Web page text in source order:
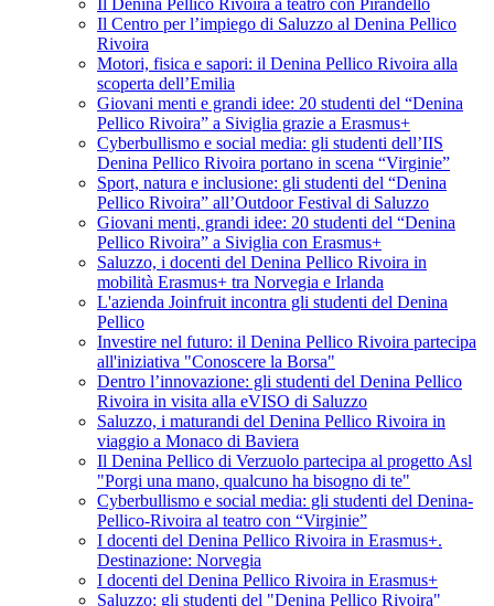
Il Denina Pellico Rivoira a teatro con Pirandello
Il Centro per l’impiego di Saluzzo al Denina Pellico
Rivoira
Motori, fisica e sapori: il Denina Pellico Rivoira alla
scoperta dell’Emilia
Giovani menti e grandi idee: 20 studenti del “Denina
Pellico Rivoira” a Siviglia grazie a Erasmus+
Cyberbullismo e social media: gli studenti dell’IIS
Denina Pellico Rivoira portano in scena “Virginie”
Sport, natura e inclusione: gli studenti del “Denina
Pellico Rivoira” all’Outdoor Festival di Saluzzo
Giovani menti, grandi idee: 20 studenti del “Denina
Pellico Rivoira” a Siviglia con Erasmus+
Saluzzo, i docenti del Denina Pellico Rivoira in
mobilità Erasmus+ tra Norvegia e Irlanda
L'azienda Joinfruit incontra gli studenti del Denina
Pellico
Investire nel futuro: il Denina Pellico Rivoira partecipa
all'iniziativa "Conoscere la Borsa"
Dentro l’innovazione: gli studenti del Denina Pellico
Rivoira in visita alla eVISO di Saluzzo
Saluzzo, i maturandi del Denina Pellico Rivoira in
viaggio a Monaco di Baviera
Il Denina Pellico di Verzuolo partecipa al progetto Asl
"Porgi una mano, qualcuno ha bisogno di te"
Cyberbullismo e social media: gli studenti del Denina-
Pellico-Rivoira al teatro con “Virginie”
I docenti del Denina Pellico Rivoira in Erasmus+.
Destinazione: Norvegia
I docenti del Denina Pellico Rivoira in Erasmus+
Saluzzo: gli studenti del "Denina Pellico Rivoira"